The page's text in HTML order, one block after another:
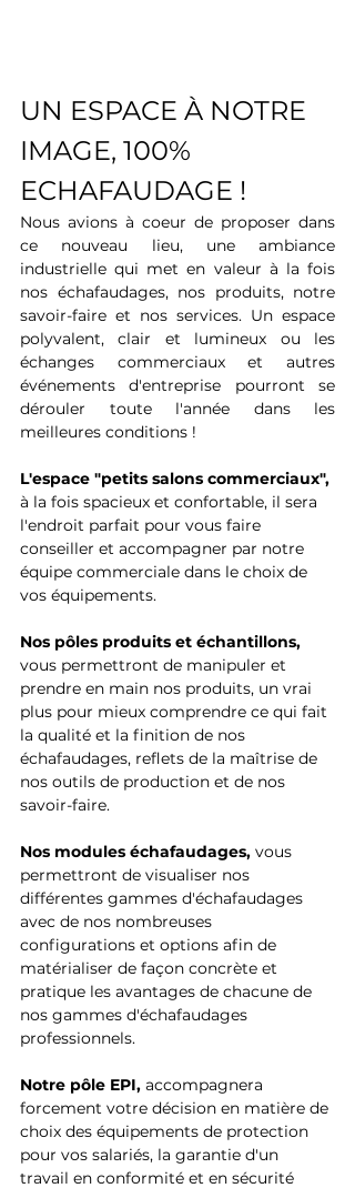
UN ESPACE À NOTRE
IMAGE, 100%
ECHAFAUDAGE !
Nous avions à coeur de proposer dans
ce nouveau lieu, une ambiance
industrielle qui met en valeur à la fois
nos échafaudages, nos produits, notre
savoir-faire et nos services. Un espace
polyvalent, clair et lumineux ou les
échanges commerciaux et autres
événements d'entreprise pourront se
dérouler toute l'année dans les
meilleures conditions !
L'espace "petits salons commerciaux",
à la fois spacieux et confortable, il sera
l'endroit parfait pour vous faire
conseiller et accompagner par notre
équipe commerciale dans le choix de
vos équipements.
Nos pôles produits et échantillons,
vous permettront de manipuler et
prendre en main nos produits, un vrai
plus pour mieux comprendre ce qui fait
la qualité et la finition de nos
échafaudages, reflets de la maîtrise de
nos outils de production et de nos
savoir-faire.
Nos modules échafaudages, vous
permettront de visualiser nos
différentes gammes d'échafaudages
avec de nos nombreuses
configurations et options afin de
matérialiser de façon concrète et
pratique les avantages de chacune de
nos gammes d'échafaudages
professionnels.
Notre pôle EPI, accompagnera
forcement votre décision en matière de
choix des équipements de protection
pour vos salariés, la garantie d'un
travail en conformité et en sécurité